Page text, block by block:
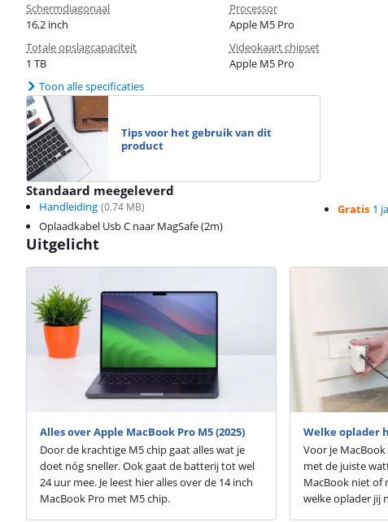
Schermdiagonaal
16,2 inch
Processor
Apple M5 Pro
Totale opslagcapaciteit
1 TB
Videokaart chipset
Apple M5 Pro
Toon alle specificaties
Tips voor het gebruik van dit
product
Standaard meegeleverd
Handleiding (0.74 MB)
Oplaadkabel Usb C naar MagSafe (2m)
Gratis 1
Uitgelicht
Alles over Apple MacBook Pro M5 (2025)
Door de krachtige M5 chip gaat alles wat je
doet nóg sneller. Ook gaat de batterij tot wel
24 uur mee. Je leest hier alles over de 14 inch
MacBook Pro met M5 chip.
Welke oplader
Voor je
met de juiste
MacBook niet of
welke oplader jij